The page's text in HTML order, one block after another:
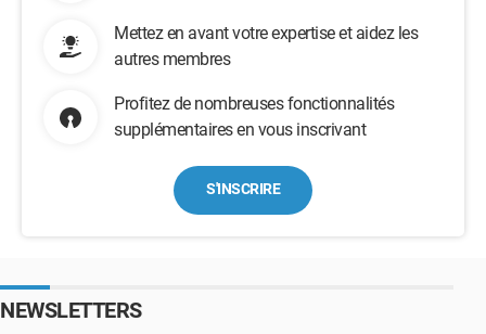
Mettez en avant votre expertise et aidez les
autres membres
Profitez de nombreuses fonctionnalités
supplémentaires en vous inscrivant
S'INSCRIRE
NEWSLETTERS